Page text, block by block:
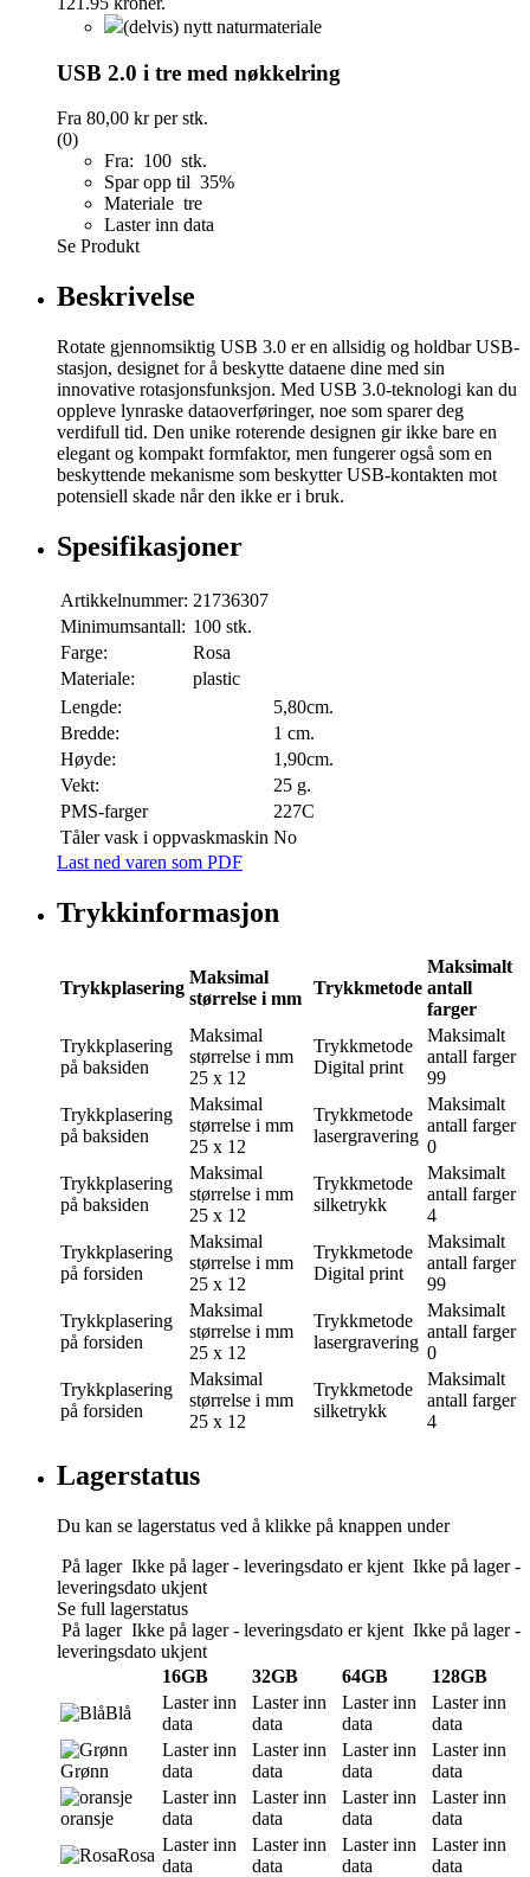
(delvis) nytt naturmateriale
USB 2.0 i tre med nøkkelring
Fra 80,00 krper stk.
(0)
Fra: 100 stk.
Spar opp til 35%
Materiale tre
Laster inn data
Se Produkt
Beskrivelse
Rotate gjennomsiktig USB 3.0 er en allsidig og holdbar USB-
stasjon, designet for å beskytte dataene dine med sin
innovative rotasjonsfunksjon. Med USB 3.0-teknologi kan du
oppleve lynraske dataoverføringer, noe som sparer deg
verdifull tid. Den unike roterende designen gir ikke bare en
elegant og kompakt formfaktor, men fungerer også som en
beskyttende mekanisme som beskytter USB-kontakten mot
potensiell skade når den ikke er i bruk.
Spesifikasjoner
Artikkelnummer: 21736307
Minimumsantall: 100 stk.
Farge:
Rosa
Materiale:
plastic
Lengde:
5,80cm.
Bredde:
1 cm.
Høyde:
1,90cm.
Vekt:
25 g.
PMS-farger
227C
Tåler vask i oppvaskmaskin No
Last ned varen som PDF
Trykkinformasjon
Trykkplasering
Maksimal
størrelse i mm
Trykkmetode
Maksimalt
antall
farger
Trykkplasering
på baksiden
Maksimal
størrelse i mm
25 x 12
Trykkmetode
Digital print
Maksimalt
antall farger
99
Trykkplasering
på baksiden
Maksimal
størrelse i mm
25 x 12
Trykkmetode
lasergravering
Maksimalt
antall farger
0
Trykkplasering
på baksiden
Maksimal
størrelse i mm
25 x 12
Trykkmetode
silketrykk
Maksimalt
antall farger
4
Trykkplasering
på forsiden
Maksimal
størrelse i mm
25 x 12
Trykkmetode
Digital print
Maksimalt
antall farger
99
Trykkplasering
på forsiden
Maksimal
størrelse i mm
25 x 12
Trykkmetode
lasergravering
Maksimalt
antall farger
0
Trykkplasering
på forsiden
Maksimal
størrelse i mm
25 x 12
Trykkmetode
silketrykk
Maksimalt
antall farger
4
Lagerstatus
Du kan se lagerstatus ved å klikke på knappen under
På lager Ikke på lager - leveringsdato er kjent Ikke på lager -
leveringsdato ukjent
Se full lagerstatus
På lager Ikke på lager - leveringsdato er kjent Ikke på lager -
leveringsdato ukjent
16GB
32GB 64GB
128GB
Blå
Laster inn
data
Laster inn
data
Laster inn
data
Laster inn
data
Grønn
Laster inn
data
Laster inn
data
Laster inn
data
Laster inn
data
oransje
Laster inn
data
Laster inn
data
Laster inn
data
Laster inn
data
Rosa
Laster inn
data
Laster inn
data
Laster inn
data
Laster inn
data